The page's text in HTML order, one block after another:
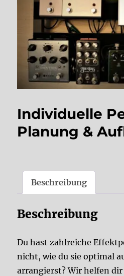
Individuelle
Planung &
Beschreibung
Beschreibung
Du hast zahlreiche
nicht, wie du sie optimal
arrangierst? Wir helfen dir